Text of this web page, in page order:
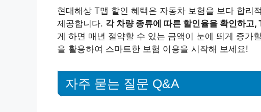
현대해상 T맵 할인 혜택은 자동차 보험을 보다 합리
제공합니다. 각 차량 종류에 따른 할인율을 확인하고
게 하면 매년 절약할 수 있는 금액이 눈에 띄게 증가
을 활용하여 스마트한 보험 이용을 시작해 보세요!
자주 묻는 질문 Q&A